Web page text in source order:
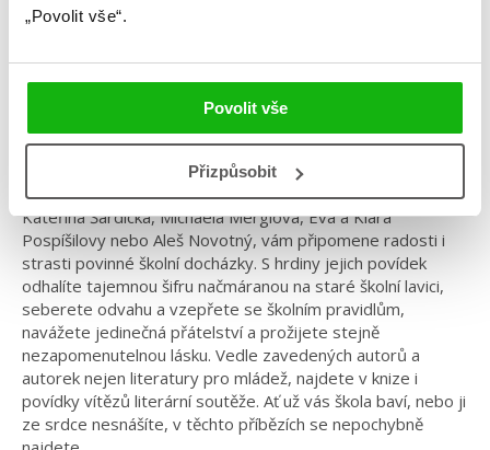
„Povolit vše“.
Povolit vše
Přizpůsobit
Žánr: Contemporary
#povídky
Sbírka young adult příběhů ze školních lavic. Několik
známých českých autorů a autorek, jakými jsou například
Kateřina Šardická, Michaela Merglová, Eva a Klára
Pospíšilovy nebo Aleš Novotný, vám připomene radosti i
strasti povinné školní docházky. S hrdiny jejich povídek
odhalíte tajemnou šifru načmáranou na staré školní lavici,
seberete odvahu a vzepřete se školním pravidlům,
navážete jedinečná přátelství a prožijete stejně
nezapomenutelnou lásku. Vedle zavedených autorů a
autorek nejen literatury pro mládež, najdete v knize i
povídky vítězů literární soutěže. Ať už vás škola baví, nebo ji
ze srdce nesnášíte, v těchto příbězích se nepochybně